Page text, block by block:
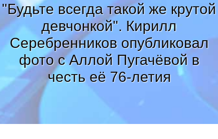
"Будьте всегда такой же крутой
девчонкой". Кирилл
Серебренников опубликовал
фото с Аллой Пугачёвой в
честь её 76-летия
Тренды новостей»
Рубрики»
Правила »
Контакт